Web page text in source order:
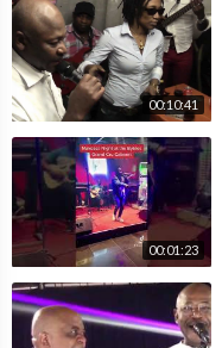
00:10:41
00:01:23